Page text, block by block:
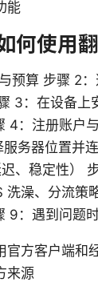
能
何使用
预算 步骤 2
3：在设备上
4：注册账户
务器位置并
、稳定性）
洗澡、分流策
9：遇到问题
官方客户端和
来源